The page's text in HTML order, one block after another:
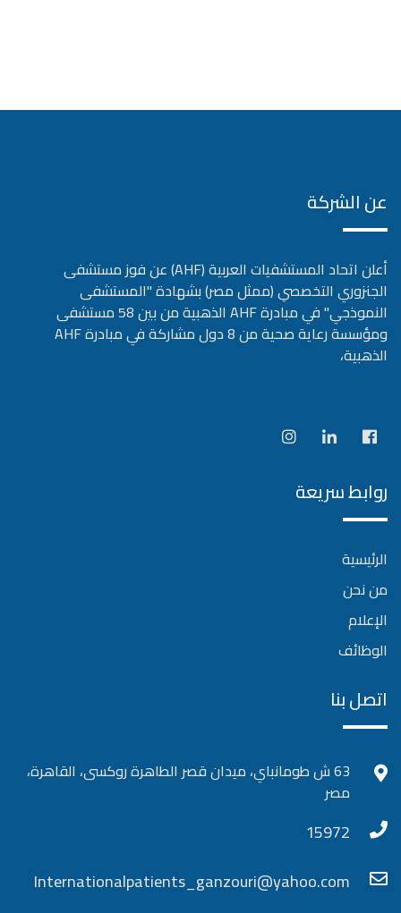
عن الشركة
أعلن اتحاد المستشفيات العربية (AHF) عن فوز مستشفى
الجنزوري التخصصي (ممثل مصر) بشهادة "المستشفى
النموذجي" في مبادرة AHF الذهبية من بين 58 مستشفى
ومؤسسة رعاية صحية من 8 دول مشاركة في مبادرة AHF
الذهبية،
روابط سريعة
الرئيسية
من نحن
الإعلام
الوظائف
اتصل بنا
63 ش طومانباي، ميدان قصر الطاهرة روكسى، القاهرة،
مصر
15972
Internationalpatients_ganzouri@yahoo.com